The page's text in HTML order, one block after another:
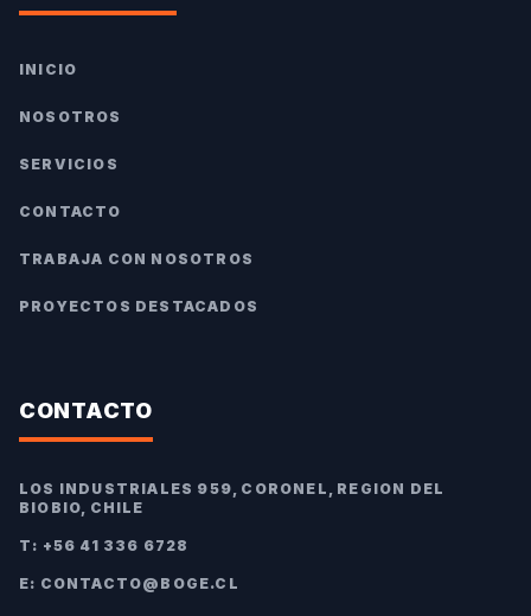
INICIO
NOSOTROS
SERVICIOS
CONTACTO
TRABAJA CON NOSOTROS
PROYECTOS DESTACADOS
CONTACTO
LOS INDUSTRIALES 959, CORONEL, REGION DEL
BIOBIO, CHILE
T: +56 41 336 6728
E: CONTACTO@BOGE.CL